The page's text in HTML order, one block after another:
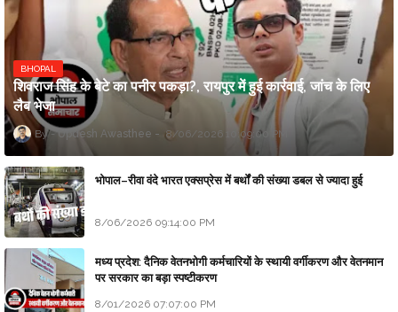
BHOPAL
शिवराज सिंह के बेटे का पनीर पकड़ा?, रायपुर में हुई कार्रवाई, जांच के लिए
लैब भेजा
Updesh Awasthee 8/06/2026 10:09:00 PM
भोपाल–रीवा वंदे भारत एक्सप्रेस में बर्थों की संख्या डबल से ज्यादा हुई
8/06/2026 09:14:00 PM
मध्य प्रदेश: दैनिक वेतनभोगी कर्मचारियों के स्थायी वर्गीकरण और वेतनमान
पर सरकार का बड़ा स्पष्टीकरण
8/01/2026 07:07:00 PM